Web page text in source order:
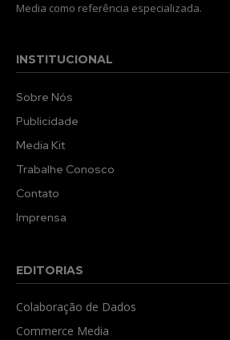
Media como referência especializada.
INSTITUCIONAL
Sobre Nós
Publicidade
Media Kit
Trabalhe Conosco
Contato
Imprensa
EDITORIAS
Colaboração de Dados
Commerce Media